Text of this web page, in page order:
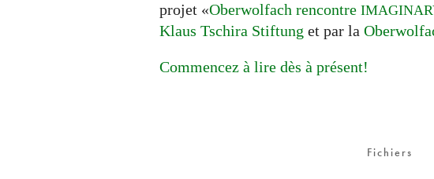
projet «Oberwolfach rencontre
Klaus Tschira Stiftung et par la
Commencez à lire dès à présent!
Fichiers